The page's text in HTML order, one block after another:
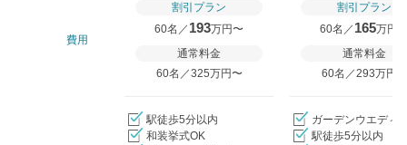
費用
割引プラン
60名／ 193万円〜
通常料金
60名／325万円〜
割引プラン
60名／ 165万円
通常料金
60名／293万円〜
駅徒歩5分以内
和装挙式OK
ガーデンウエディ
駅徒歩5分以内